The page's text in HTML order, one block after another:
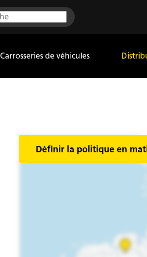
Carrosseries de véhicules
Définir la politique en